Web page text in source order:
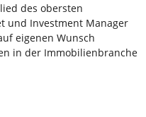
des obersten
und Investment Manager
eigenen Wunsch
in der Immobilienbranche